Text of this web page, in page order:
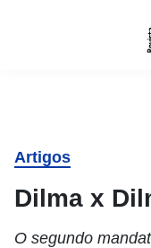
Artigos
Dilma x
O segundo